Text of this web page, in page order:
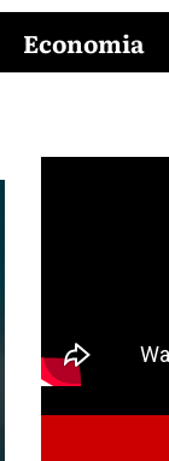
Economia